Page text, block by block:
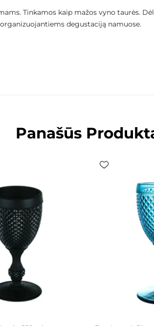
Tinkamos kaip mažos vyno taurės.
degustaciją namuose.
Panašūs